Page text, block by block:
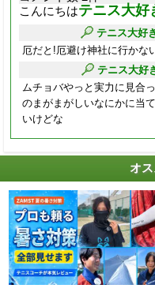
こんにちはテニス大好
テニス大好
厄だと!厄避け神社に行かな
テニス大好
ムチョバやっと実力に見合
のまがまがしいなにかに当
いけどな
オ